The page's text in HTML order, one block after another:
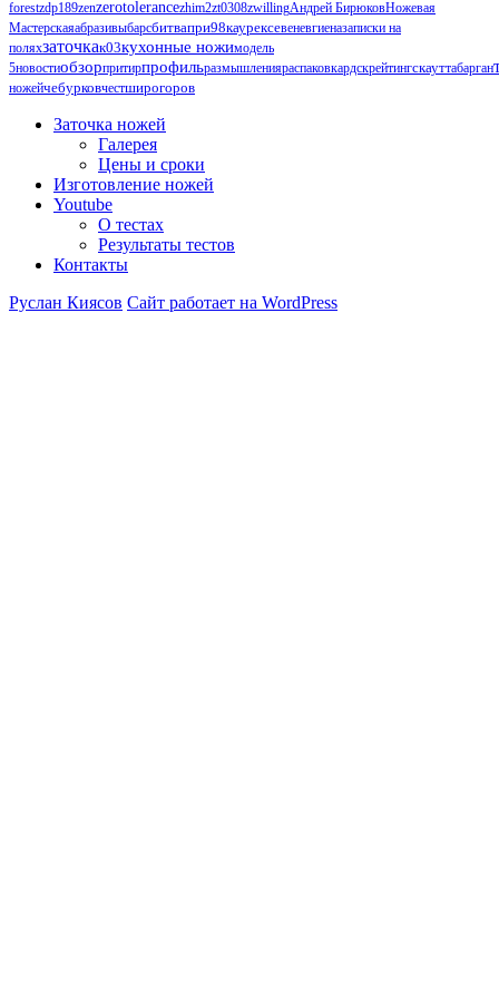
forestzdp189zenzerotolerancezhim2zt0308zwillingАндрей БирюковНожевая
Мастерскаяабразивыбарсбитвапри98каурексевеневгиеназаписки на
поляхзаточкак03кухонные ножимодель
5новостиобзорпритирпрофильразмышленияраспаковкардскрейтингскауттабарган
ножейчебурковчестширогоров
Заточка ножей
Галерея
Цены и сроки
Изготовление ножей
Youtube
О тестах
Результаты тестов
Контакты
Руслан Киясов Сайт работает на WordPress